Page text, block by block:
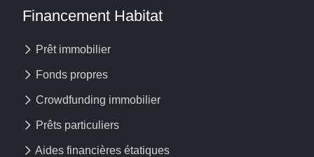
Financement Habitat
Prêt immobilier
Fonds propres
Crowdfunding immobilier
Prêts particuliers
Aides financières étatiques